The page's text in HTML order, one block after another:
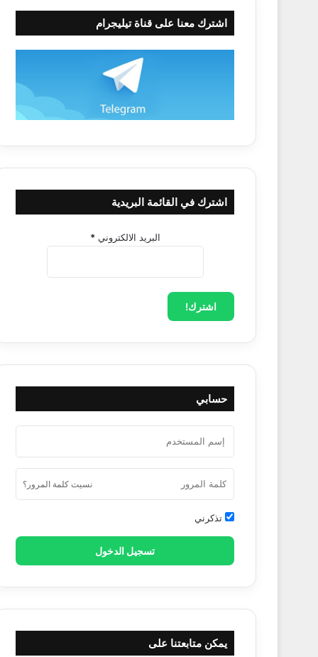
اشترك معنا على قناة تيليجرام
اشترك في القائمة البريدية
البريد الالكتروني *
حسابي
نسيت كلمة المرور؟
تذكرني
تسجيل الدخول
يمكن متابعتنا على